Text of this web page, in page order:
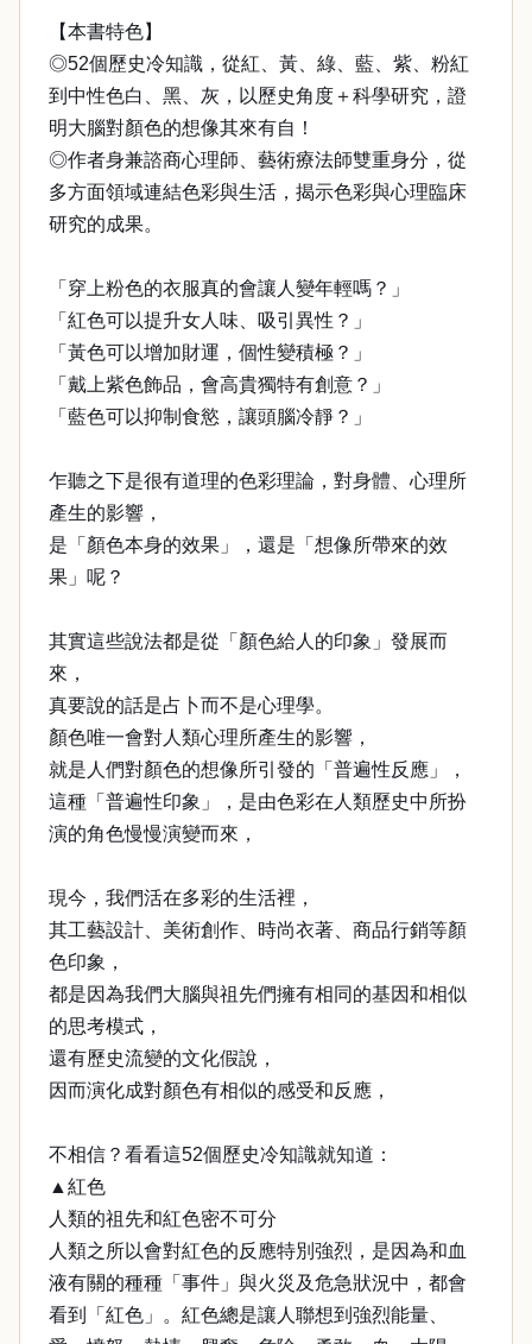
【本書特色】
◎52個歷史冷知識，從紅、黃、綠、藍、紫、粉紅
到中性色白、黑、灰，以歷史角度＋科學研究，證
明大腦對顏色的想像其來有自！
◎作者身兼諮商心理師、藝術療法師雙重身分，從
多方面領域連結色彩與生活，揭示色彩與心理臨床
研究的成果。
「穿上粉色的衣服真的會讓人變年輕嗎？」
「紅色可以提升女人味、吸引異性？」
「黃色可以增加財運，個性變積極？」
「戴上紫色飾品，會高貴獨特有創意？」
「藍色可以抑制食慾，讓頭腦冷靜？」
乍聽之下是很有道理的色彩理論，對身體、心理所
產生的影響，
是「顏色本身的效果」，還是「想像所帶來的效
果」呢？
其實這些說法都是從「顏色給人的印象」發展而
來，
真要說的話是占卜而不是心理學。
顏色唯一會對人類心理所產生的影響，
就是人們對顏色的想像所引發的「普遍性反應」，
這種「普遍性印象」，是由色彩在人類歷史中所扮
演的角色慢慢演變而來，
現今，我們活在多彩的生活裡，
其工藝設計、美術創作、時尚衣著、商品行銷等顏
色印象，
都是因為我們大腦與祖先們擁有相同的基因和相似
的思考模式，
還有歷史流變的文化假說，
因而演化成對顏色有相似的感受和反應，
不相信？看看這52個歷史冷知識就知道：
▲紅色
人類的祖先和紅色密不可分
人類之所以會對紅色的反應特別強烈，是因為和血
液有關的種種「事件」與火災及危急狀況中，都會
看到「紅色」。紅色總是讓人聯想到強烈能量、